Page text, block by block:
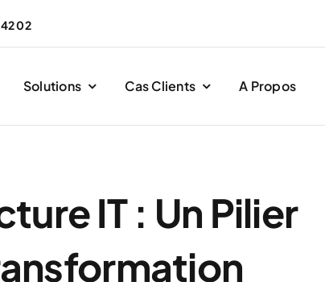
02
Solutions Cas Clients A Propos
IT : Un Pilier